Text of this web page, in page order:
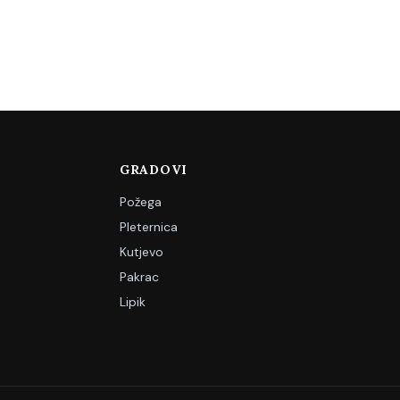
GRADOVI
Požega
Pleternica
Kutjevo
Pakrac
Lipik